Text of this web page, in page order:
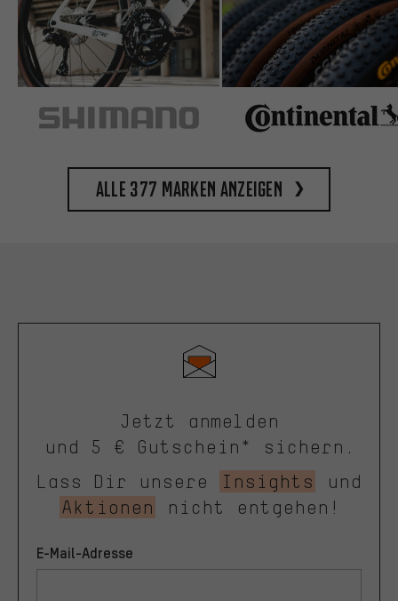
Alle 377 Marken anzeigen
Jetzt anmelden
und 5 € Gutschein* sichern.
Lass Dir unsere
Insights
und
Aktionen
nicht entgehen!
E-Mail-Adresse